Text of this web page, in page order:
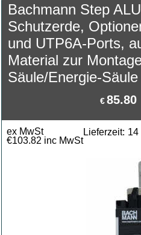
Bachmann Step
Schutzerde,
und UTP6A-Ports,
Material zur
Säule/Energie-
€ 85.80
ex MwSt
€103.82 inc MwSt
Lieferzeit: 14